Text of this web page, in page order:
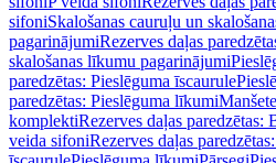
sifoniSkalošanas cauruļu un
pagarinājumiRezerves daļas
skalošanas līkumu pagarinājumi
paredzētas: Pieslēguma īscaurule
paredzētas: Pieslēguma līkumi
komplektiRezerves daļas
veida sifoniRezerves daļas